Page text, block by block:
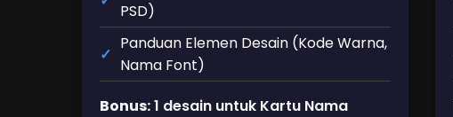
PSD)
Panduan Elemen Desain (Kode Warna,
Nama Font)
Bonus:1 desain untuk Kartu Nama